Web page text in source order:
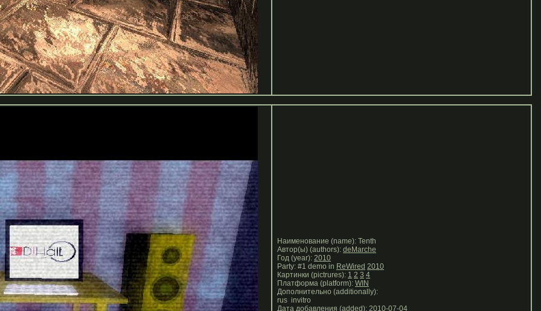
Наименование (name): Tenth
Автор(ы) (authors): deMarche
Год (year): 2010
Party: #1 demo in ReWired 2010
Картинки (pictrures): 1 2 3 4
Платформа (platform): WIN
Дополнительно (additionally):
rus invitro
Дата добавления (added): 2010-07-04